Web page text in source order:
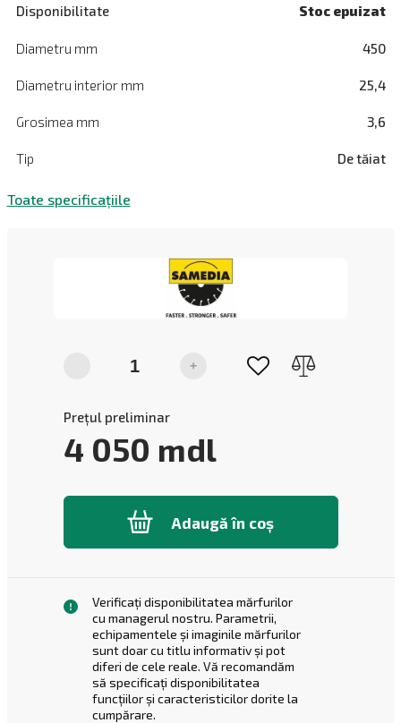
Disponibilitate Stoc epuizat
Diametru mm 450
Diametru interior mm 25,4
Grosimea mm 3,6
Tip De tăiat
Toate specificațiile
+
Prețul preliminar
4 050 mdl
Adaugă în coș
Verificați disponibilitatea mărfurilor
cu managerul nostru. Parametrii,
echipamentele și imaginile mărfurilor
sunt doar cu titlu informativ și pot
diferi de cele reale. Vă recomandăm
să specificați disponibilitatea
funcțiilor și caracteristicilor dorite la
cumpărare.